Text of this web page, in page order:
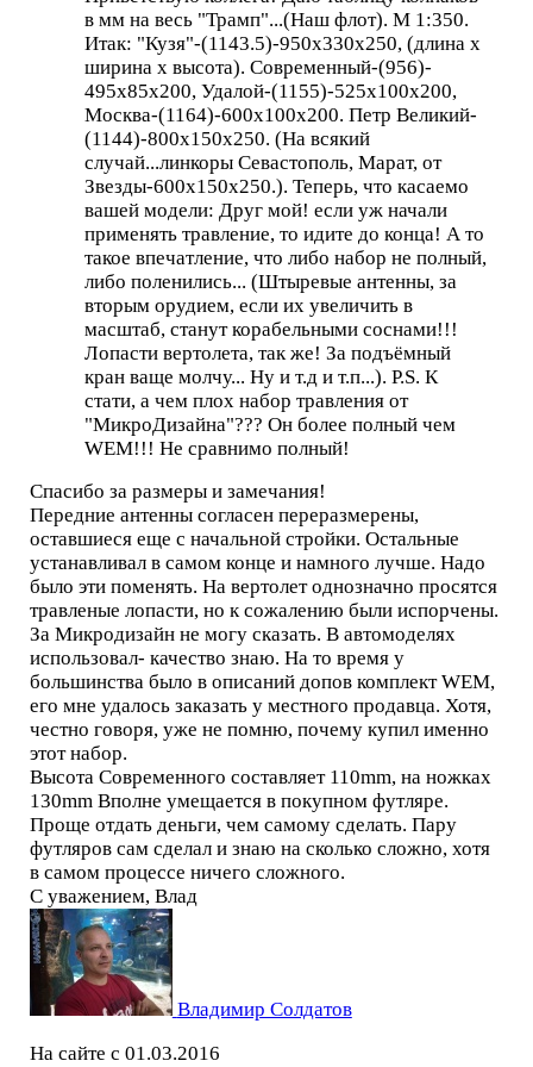
в мм на весь "Трамп"...(Наш флот). М 1:350.
Итак: "Кузя"-(1143.5)-950х330х250, (длина х
ширина х высота). Современный-(956)-
495х85х200, Удалой-(1155)-525х100х200,
Москва-(1164)-600х100х200. Петр Великий-
(1144)-800х150х250. (На всякий
случай...линкоры Севастополь, Марат, от
Звезды-600х150х250.). Теперь, что касаемо
вашей модели: Друг мой! если уж начали
применять травление, то идите до конца! А то
такое впечатление, что либо набор не полный,
либо поленились... (Штыревые антенны, за
вторым орудием, если их увеличить в
масштаб, станут корабельными соснами!!!
Лопасти вертолета, так же! За подъёмный
кран ваще молчу... Ну и т.д и т.п...). P.S. К
стати, а чем плох набор травления от
"МикроДизайна"??? Он более полный чем
WEM!!! Не сравнимо полный!
Спасибо за размеры и замечания!
Передние антенны согласен переразмерены,
оставшиеся еще с начальной стройки. Остальные
устанавливал в самом конце и намного лучше. Надо
было эти поменять. На вертолет однозначно просятся
травленые лопасти, но к сожалению были испорчены.
За Микродизайн не могу сказать. В автомоделях
использовал- качество знаю. На то время у
большинства было в описаний допов комплект WEM,
его мне удалось заказать у местного продавца. Хотя,
честно говоря, уже не помню, почему купил именно
этот набор.
Высота Современного составляет 110mm, на ножках
130mm Вполне умещается в покупном футляре.
Проще отдать деньги, чем самому сделать. Пару
футляров сам сделал и знаю на сколько сложно, хотя
в самом процессе ничего сложного.
С уважением, Влад
Владимир Солдатов
На сайте с 01.03.2016